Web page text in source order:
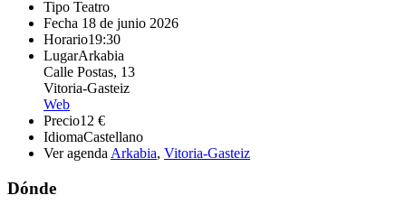
Tipo Teatro
Fecha 18 de junio 2026
Horario19:30
LugarArkabia
Calle Postas, 13
Vitoria-Gasteiz
Web
Precio12 €
IdiomaCastellano
Ver agenda Arkabia, Vitoria-Gasteiz
Dónde